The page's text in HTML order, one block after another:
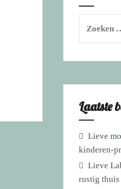
naar:
Laatste
Lieve
kinderen-
Lieve
rustig thuis